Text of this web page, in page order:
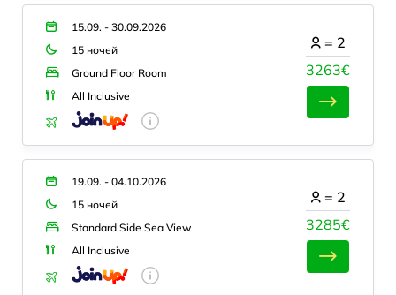
15.09. - 30.09.2026
15 ночей
Ground Floor Room
All Inclusive
3263€
= 2
19.09. - 04.10.2026
15 ночей
Standard Side Sea View
All Inclusive
3285€
= 2